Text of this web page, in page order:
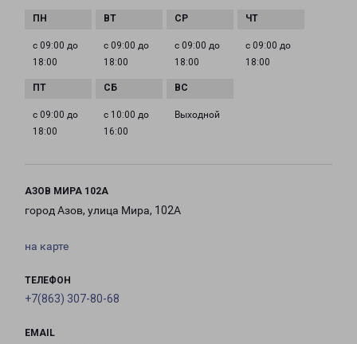
с 09:00 до
18:00
с 09:00 до
18:00
с 09:00 до
18:00
с 09:00 до
18:00
с 09:00 до
18:00
с 10:00 до
16:00
Выходной
АЗОВ МИРА 102А
город Азов, улица Мира, 102А
на карте
ТЕЛЕФОН
+7(863) 307-80-68
EMAIL